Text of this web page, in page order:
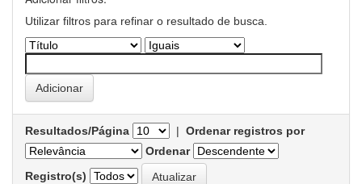
Utilizar filtros para refinar o resultado de busca.
Resultados/Página | Ordenar registros por
Ordenar
Registro(s)